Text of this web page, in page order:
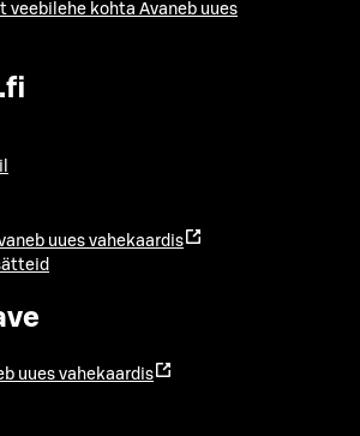
veebilehe kohta Avaneb uues
uues vahekaardis
uues vahekaardis